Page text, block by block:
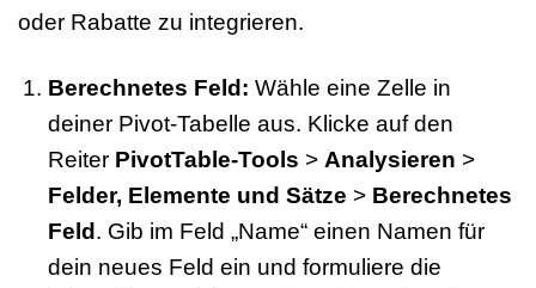
oder Rabatte zu integrieren.
Berechnetes Feld: Wähle eine Zelle in
deiner Pivot-Tabelle aus. Klicke auf den
Reiter PivotTable-Tools > Analysieren >
Felder, Elemente und Sätze > Berechnetes
Feld. Gib im Feld „Name“ einen Namen für
dein neues Feld ein und formuliere die